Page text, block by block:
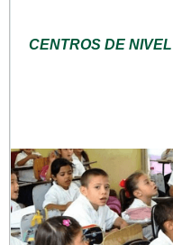
CENTROS DE